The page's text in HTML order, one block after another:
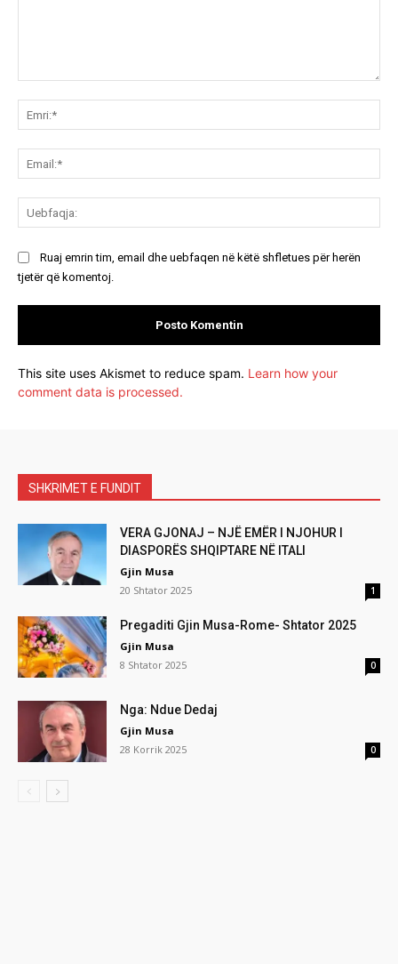
Ruaj emrin tim, email dhe uebfaqen në këtë shfletues për herën
tjetër që komentoj.
This site uses Akismet to reduce spam. Learn how your
comment data is processed.
SHKRIMET E FUNDIT
VERA GJONAJ – NJË EMËR I NJOHUR I
DIASPORËS SHQIPTARE NË ITALI
Gjin Musa
20 Shtator 2025
1
Pregaditi Gjin Musa-Rome- Shtator 2025
Gjin Musa
8 Shtator 2025
0
Nga: Ndue Dedaj
Gjin Musa
28 Korrik 2025
0